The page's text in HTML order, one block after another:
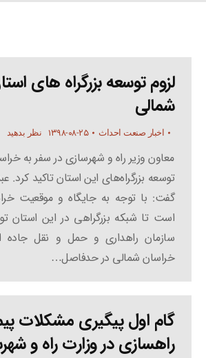
لزوم توسعه بزرگراه های
شمالی
اخبار صنعت احداث ۱۳۹۸-۰۸-۲۵ نظر بدهید
معاون وزیر راه و شهرسازی در سفر به
توسعه بزرگراه‌های این استان تاکید کرد.
گفت: با توجه به جایگاه و موقعیت
است تا شبکه بزرگراهی در این استان
سازمان راهداری و حمل و نقل جاده
خراسان شمالی در حدفاصل…
گام اول پیگیری مشکلات
راهسازی در وزارت راه و